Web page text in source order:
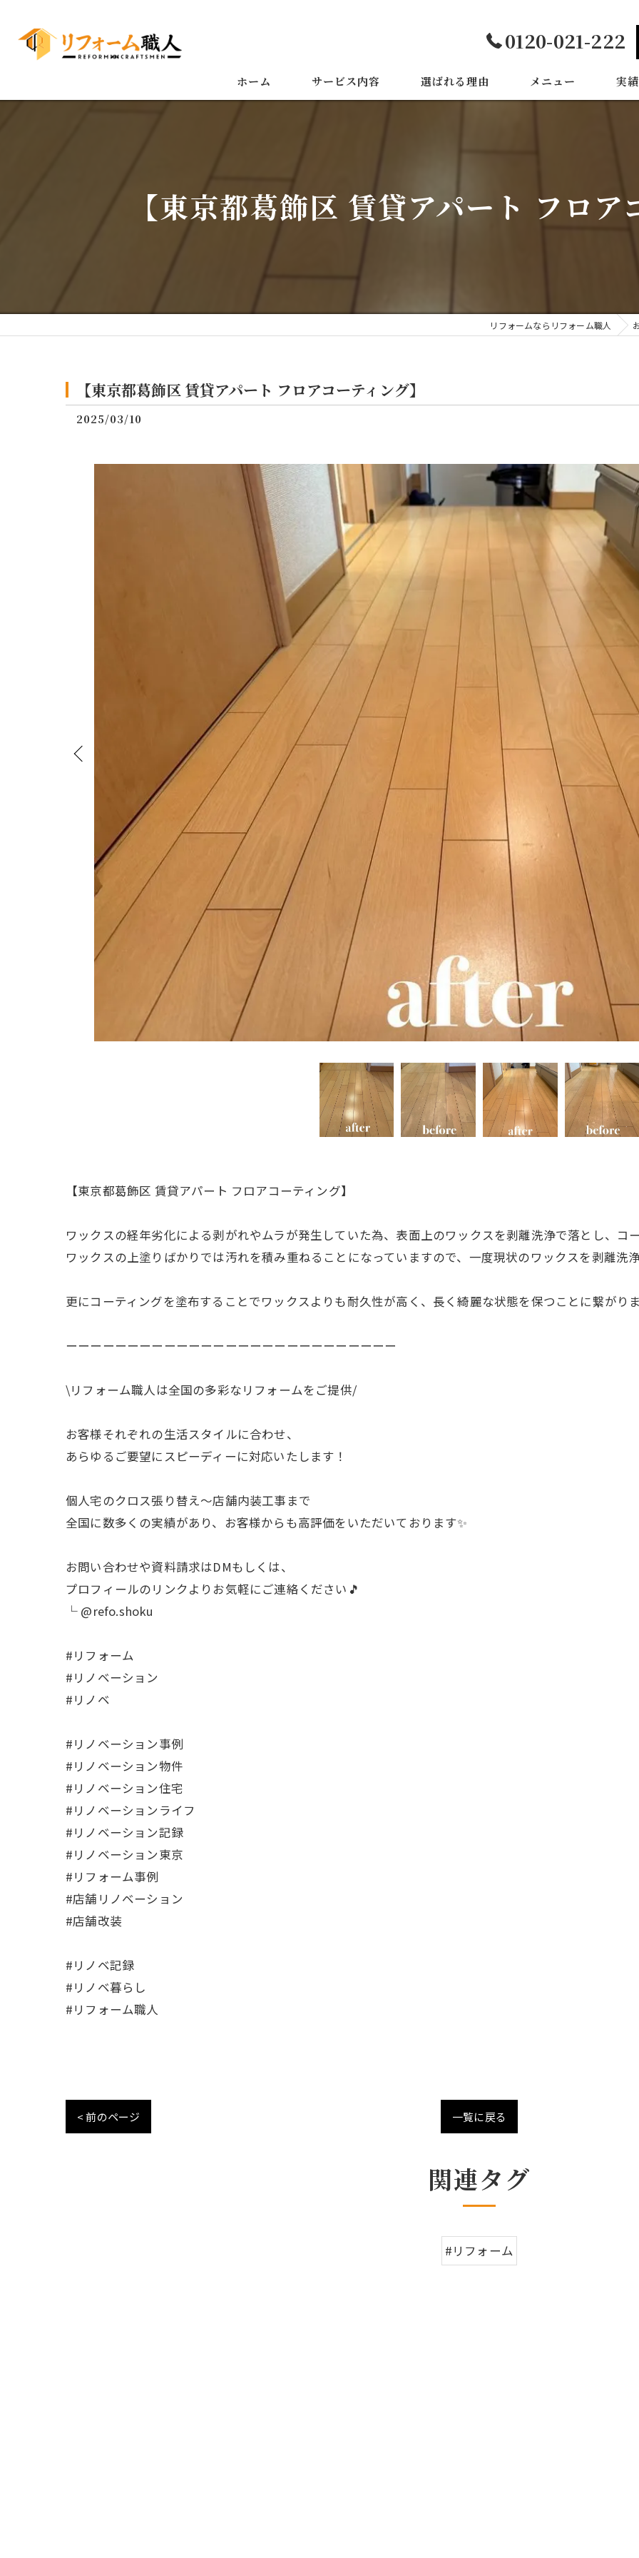
0120-021-222
ホーム サービス内容 選ばれる理由 メニュー 実績
【東京都葛飾区 賃貸アパート フロ
リフォームならリフォーム職人
【東京都葛飾区 賃貸アパート フロアコーティング】
2025/03/10
【東京都葛飾区 賃貸アパート フロアコーティング】
ワックスの経年劣化による剥がれやムラが発生していた為、表面上のワックスを剥離洗浄で落とし、コ
ワックスの上塗りばかりでは汚れを積み重ねることになっていますので、一度現状のワックスを剥離洗
更にコーティングを塗布することでワックスよりも耐久性が高く、長く綺麗な状態を保つことに繋がり
ーーーーーーーーーーーーーーーーーーーーーーーーーーー
\リフォーム職人は全国の多彩なリフォームをご提供/
お客様それぞれの生活スタイルに合わせ、
あらゆるご要望にスピーディーに対応いたします！
個人宅のクロス張り替え〜店舗内装工事まで
全国に数多くの実績があり、お客様からも高評価をいただいております✨
お問い合わせや資料請求はDMもしくは、
プロフィールのリンクよりお気軽にご連絡ください🎵
└ @refo.shoku
#リフォーム
#リノベーション
#リノベ
#リノベーション事例
#リノベーション物件
#リノベーション住宅
#リノベーションライフ
#リノベーション記録
#リノベーション東京
#リフォーム事例
#店舗リノベーション
#店舗改装
#リノベ記録
#リノベ暮らし
#リフォーム職人
< 前のページ 一覧に戻る
関連タグ
#リフォーム